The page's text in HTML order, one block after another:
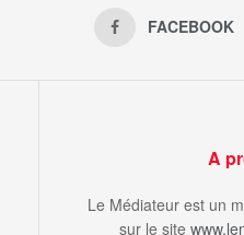
FACEBOOK
A
Le Médiateur est un
sur le site